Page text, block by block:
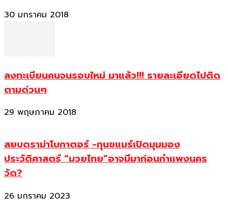
30 มกราคม 2018
ลงทะเบียนคนจนรอบใหม่ มาแล้ว!!! รายละเอียดไปติด
ตามด่วนๆ
29 พฤษภาคม 2018
สยบดราม่าโบกาตอร์ -กุนขแมร์เปิดมุมมอง
ประวัติศาสตร์ “มวยไทย”อาจมีมาก่อนกำแพงนคร
วัด?
26 มกราคม 2023